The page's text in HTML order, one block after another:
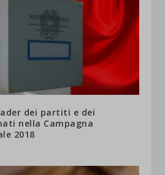
dei partiti e dei
nella Campagna
2018